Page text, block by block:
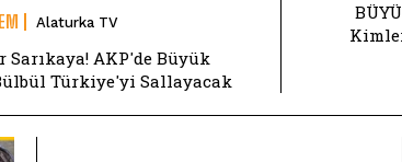
Alaturka TV
Sarıkaya! AKP'de Büyük
Türkiye'yi Sallayacak